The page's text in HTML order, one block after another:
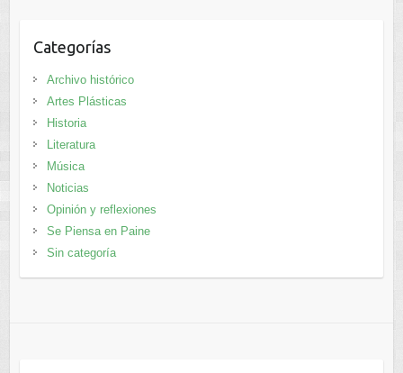
Categorías
Archivo histórico
Artes Plásticas
Historia
Literatura
Música
Noticias
Opinión y reflexiones
Se Piensa en Paine
Sin categoría